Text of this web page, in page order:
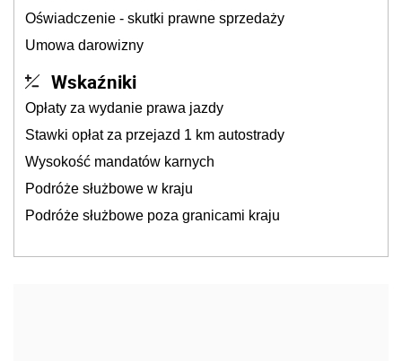
Oświadczenie - skutki prawne sprzedaży
Umowa darowizny
Wskaźniki
Opłaty za wydanie prawa jazdy
Stawki opłat za przejazd 1 km autostrady
Wysokość mandatów karnych
Podróże służbowe w kraju
Podróże służbowe poza granicami kraju